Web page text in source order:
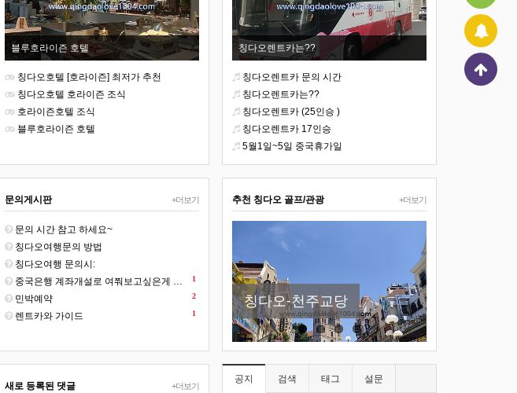
블루호라이즌 호텔
칭다오호텔 [호라이즌] 최저가 추천
칭다오호텔 호라이즌 조식
호라이즌호텔 조식
블루호라이즌 호텔
칭다오렌트카는??
칭다오렌트카 문의 시간
칭다오렌트카는??
칭다오렌트카 (25인승 )
칭다오렌트카 17인승
5월1일~5일 중국휴가일
+더보기
문의게시판
문의 시간 참고 하세요~
칭다오여행문의 방법
칭다오여행 문의시:
1
중국은행 계좌개설로 여쭤보고싶은게 있어요!
2
민박예약
1
렌트카와 가이드
+더보기
추천 칭다오 골프/관광
칭다오-천주교당
칭다오맥주박물관 이용방
법
곧 칭다오 포도축제 다까오
네요
New
소어산 -칭다오관광지 필코
스
+더보기
새로 등록된 댓글
공지 검색 태그 설문